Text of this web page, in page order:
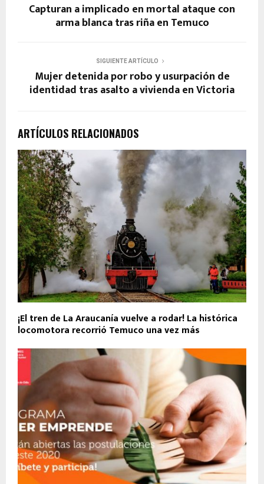
Capturan a implicado en mortal ataque con
arma blanca tras riña en Temuco
SIGUIENTE ARTÍCULO
Mujer detenida por robo y usurpación de
identidad tras asalto a vivienda en Victoria
ARTÍCULOS RELACIONADOS
¡El tren de La Araucanía vuelve a rodar! La histórica
locomotora recorrió Temuco una vez más